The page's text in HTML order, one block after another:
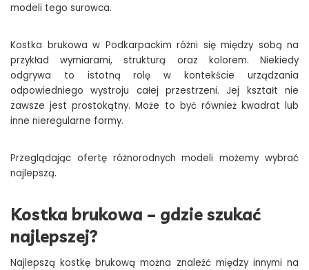
modeli tego surowca.
Kostka brukowa w Podkarpackim różni się między sobą na
przykład wymiarami, strukturą oraz kolorem. Niekiedy
odgrywa to istotną rolę w kontekście urządzania
odpowiedniego wystroju całej przestrzeni. Jej kształt nie
zawsze jest prostokątny. Może to być również kwadrat lub
inne nieregularne formy.
Przeglądając ofertę różnorodnych modeli możemy wybrać
najlepszą.
Kostka brukowa – gdzie szukać
najlepszej?
Najlepszą kostkę brukową można znaleźć między innymi na